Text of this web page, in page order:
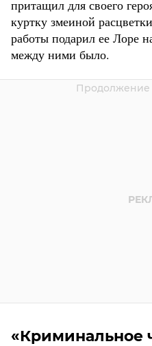
притащил для своего
куртку змеиной
работы подарил ее Лоре
между ними было.
«Криминальное